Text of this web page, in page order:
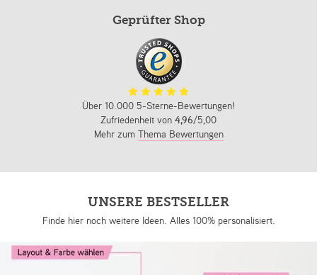
Geprüfter Shop
Über 10.000 5-Sterne-Bewertungen!
Zufriedenheit von 4,96/5,00
Mehr zum Thema Bewertungen
UNSERE BESTSELLER
Finde hier noch weitere Ideen. Alles 100% personalisiert.